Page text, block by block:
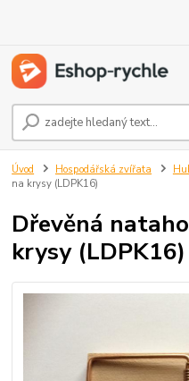
Úvod Hospodářská zvířata
na krysy (LDPK16)
Dřevěná
krysy (LDPK16)